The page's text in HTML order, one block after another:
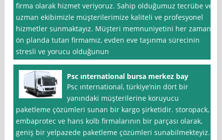
firma olarak hizmet veriyoruz. Sahip olduğumuz tecrübe ve
uzman ekibimizle müşterilerimize kaliteli ve profesyonel
hizmetler sunmaktayız. Müşteri memnuniyetini her zaman
ön planda tutan firmamız, evden eve taşınma sürecinin
stresli ve yorucu olduğunun
Psc ınternational bursa merkez bay
Psc ınternational, türkiye’nin dört bir
yanındaki müşterilerine koruyucu
paketleme çözümleri sunan bir kargo şirketidir. storopack,
embaprotec ve hans kolb firmalarının bir parçası olarak,
geniş bir yelpazede paketleme çözümleri sunabilmekteyiz.